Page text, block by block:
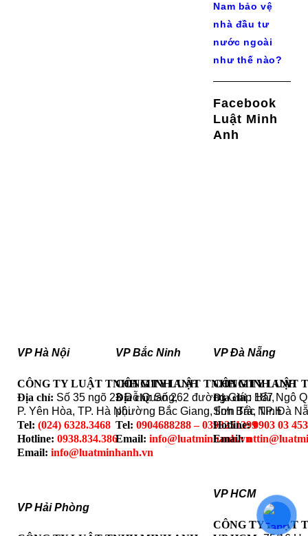
Nam bảo vệ
nhà đầu tư
nước ngoài
như thế nào?
Facebook
Luật Minh
Anh
VP Hà Nội
CÔNG TY LUẬT TNHH MINH ANH
Địa chỉ: Số 35 ngõ 23 Đỗ Quang,
P. Yên Hòa, TP. Hà Nội
Tel: (024) 6328.3468
Hotline: 0938.834.386
Email: info@luatminhanh.vn
VP Hải Phòng
VP Bắc Ninh
CÔNG TY LUẬT TNHH MINH ANH
Địa chỉ: Số 262 đường Giáp Hải,
phường Bắc Giang, tỉnh Bắc Ninh
Tel: 0904688288 – 0393251399
Email: info@luatminhanh.vn
VP Đà Nẵng
CÔNG TY LUẬT
Địa chỉ: 187 Ngô
Sơn Trà, TP. Đà
Hotline:0903 03
Email:
VP HCM
CÔNG TY LUẬT